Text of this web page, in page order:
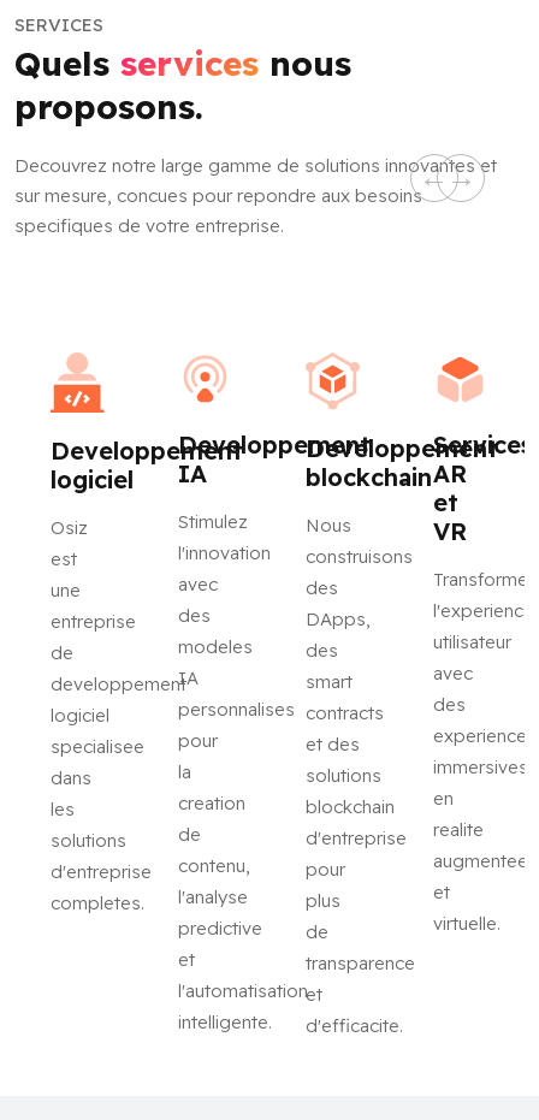
SERVICES
Quels services nous
proposons.
Decouvrez notre large gamme de solutions innovantes et
sur mesure, concues pour repondre aux besoins
specifiques de votre entreprise.
Developpement
logiciel
Osiz
est
une
entreprise
de
developpement
logiciel
specialisee
dans
les
solutions
d'entreprise
completes.
Developpement
IA
Stimulez
l'innovation
avec
des
modeles
IA
personnalises
pour
la
creation
de
contenu,
l'analyse
predictive
et
l'automatisation
intelligente.
Developpement
blockchain
Nous
construisons
des
DApps,
des
smart
contracts
et des
solutions
blockchain
d'entreprise
pour
plus
de
transparence
et
d'efficacite.
Services
AR
et
VR
Transformez
l'experience
utilisateur
avec
des
experiences
immersives
en
realite
augmentee
et
virtuelle.